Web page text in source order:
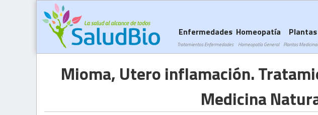
Mioma, Utero inflamación.
Medicina
Enfermedades
Tratamientos Enfermedades
Homeopatía
Homeopatía General
Plantas
Plantas